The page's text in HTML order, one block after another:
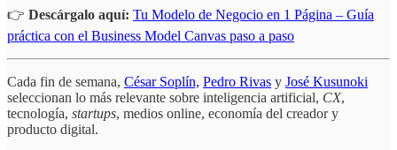
👉 Descárgalo aquí: Tu Modelo de Negocio en 1 Página – Guía
práctica con el Business Model Canvas paso a paso
Cada fin de semana, César Soplín, Pedro Rivas y José Kusunoki
seleccionan lo más relevante sobre inteligencia artificial, CX,
tecnología, startups, medios online, economía del creador y
producto digital.